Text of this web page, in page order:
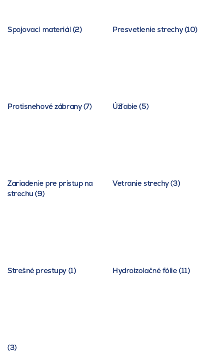
Spojovací materiál (2) Presvetlenie strechy (10)
Protisnehové zábrany (7) Úžľabie (5)
Zariadenie pre prístup na
strechu (9)
Vetranie strechy (3)
Strešné prestupy (1) Hydroizolačné fólie (11)
(3)